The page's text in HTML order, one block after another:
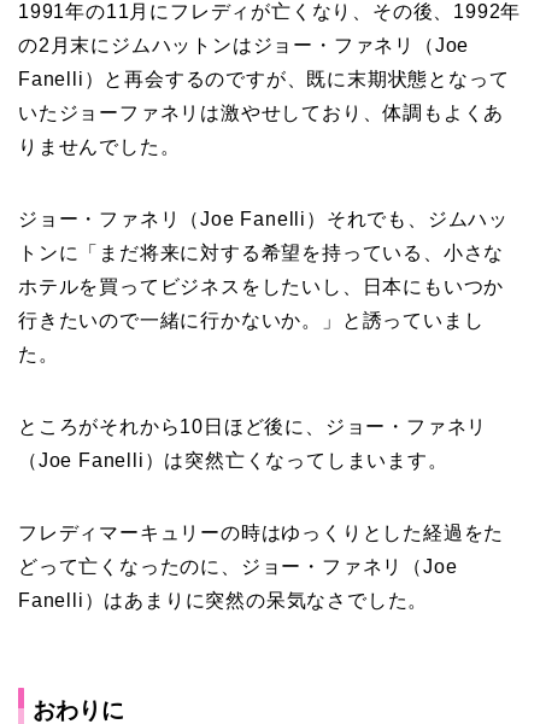
1991年の11月にフレディが亡くなり、その後、1992年
の2月末にジムハットンはジョー・ファネリ（Joe
Fanelli）と再会するのですが、既に末期状態となって
いたジョーファネリは激やせしており、体調もよくあ
りませんでした。
ジョー・ファネリ（Joe Fanelli）それでも、ジムハッ
トンに「まだ将来に対する希望を持っている、小さな
ホテルを買ってビジネスをしたいし、日本にもいつか
行きたいので一緒に行かないか。」と誘っていまし
た。
ところがそれから10日ほど後に、ジョー・ファネリ
（Joe Fanelli）は突然亡くなってしまいます。
フレディマーキュリーの時はゆっくりとした経過をた
どって亡くなったのに、ジョー・ファネリ（Joe
Fanelli）はあまりに突然の呆気なさでした。
おわりに